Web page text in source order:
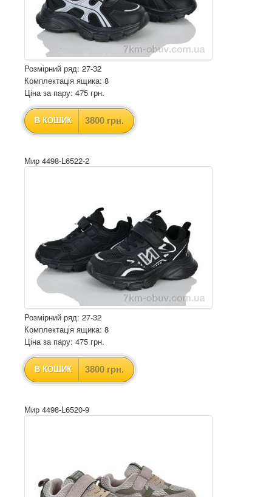
Розмірний ряд: 27-32
Комплектація ящика: 8
Ціна за пару: 475 грн.
В КОШИК 3800 грн.
Мир 4498-L6522-2
Розмірний ряд: 27-32
Комплектація ящика: 8
Ціна за пару: 475 грн.
В КОШИК 3800 грн.
Мир 4498-L6520-9